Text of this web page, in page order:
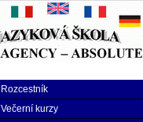
Rozcestník
Večerní kurzy